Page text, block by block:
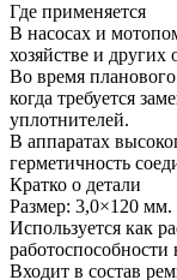
Где применяется
В насосах и
хозяйстве и других
Во время
когда требуется
уплотнителей.
В аппаратах
герметичность
Кратко о детали
Размер: 3,0×120 мм.
Используется как
работоспособности
Входит в состав